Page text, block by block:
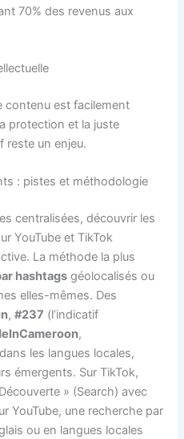
70% des revenus aux
contenu est facilement
protection et la juste
reste un enjeu.
: pistes et méthodologie
centralisées, découvrir les
YouTube et TikTok
La méthode la plus
hashtags géolocalisés ou
elles-mêmes. Des
,#237 (l’indicatif
,
les langues locales,
émergents. Sur TikTok,
» (Search) avec
YouTube, une recherche par
ou en langues locales